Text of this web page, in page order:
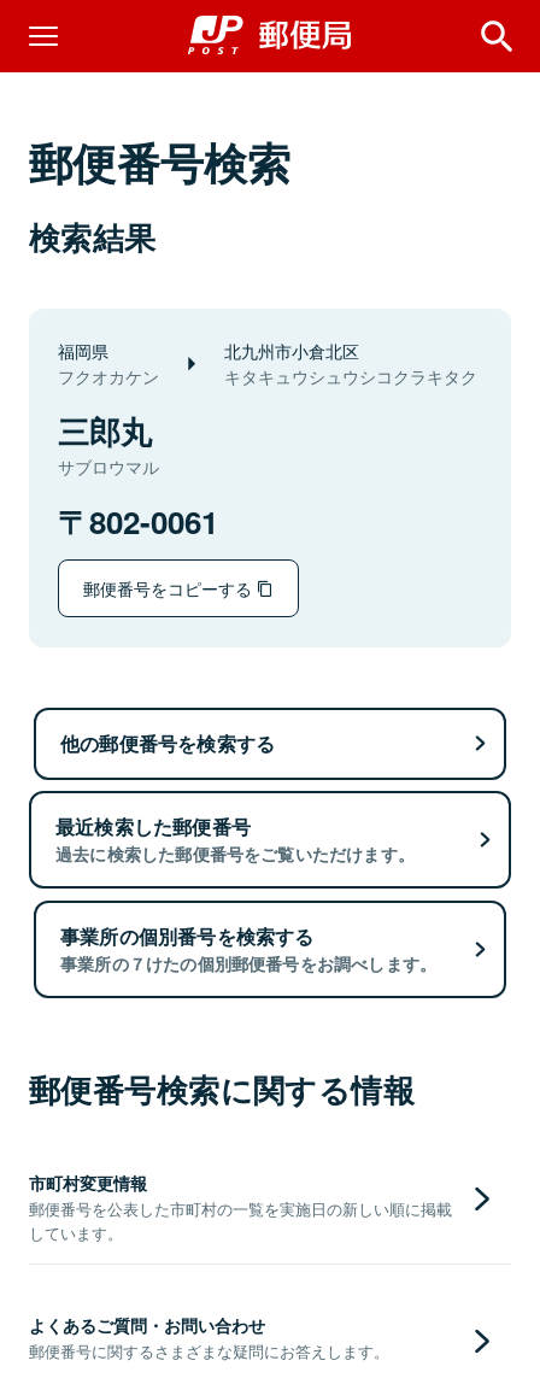
郵便番号検索
検索結果
福岡県
フクオカケン
北九州市小倉北区
キタキュウシュウシコクラキタク
三郎丸
サブロウマル
802-0061
郵便番号をコピーする
他の郵便番号を検索する
最近検索した郵便番号
過去に検索した郵便番号をご覧いただけます。
事業所の個別番号を検索する
事業所の７けたの個別郵便番号をお調べします。
郵便番号検索に関する情報
市町村変更情報
郵便番号を公表した市町村の一覧を実施日の新しい順に掲載
しています。
よくあるご質問・お問い合わせ
郵便番号に関するさまざまな疑問にお答えします。